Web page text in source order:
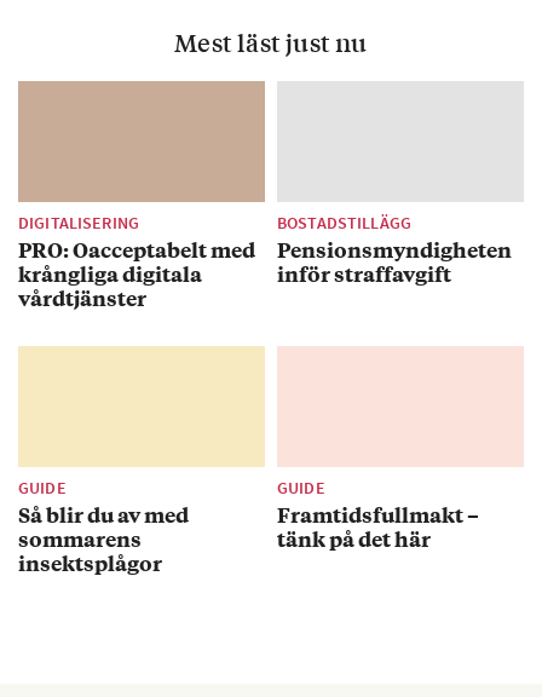
Mest läst just nu
DIGITALISERING
PRO: Oacceptabelt med
krångliga digitala
vårdtjänster
BOSTADSTILLÄGG
Pensionsmyndigheten
inför straffavgift
GUIDE
Så blir du av med
sommarens
insektsplågor
GUIDE
Framtidsfullmakt –
tänk på det här